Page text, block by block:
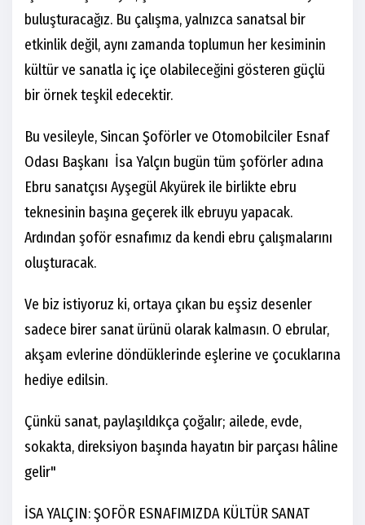
buluşturacağız. Bu çalışma, yalnızca sanatsal bir
etkinlik değil, aynı zamanda toplumun her kesiminin
kültür ve sanatla iç içe olabileceğini gösteren güçlü
bir örnek teşkil edecektir.
Bu vesileyle, Sincan Şoförler ve Otomobilciler Esnaf
Odası Başkanı İsa Yalçın bugün tüm şoförler adına
Ebru sanatçısı Ayşegül Akyürek ile birlikte ebru
teknesinin başına geçerek ilk ebruyu yapacak.
Ardından şoför esnafımız da kendi ebru çalışmalarını
oluşturacak.
Ve biz istiyoruz ki, ortaya çıkan bu eşsiz desenler
sadece birer sanat ürünü olarak kalmasın. O ebrular,
akşam evlerine döndüklerinde eşlerine ve çocuklarına
hediye edilsin.
Çünkü sanat, paylaşıldıkça çoğalır; ailede, evde,
sokakta, direksiyon başında hayatın bir parçası hâline
gelir"
İSA YALÇIN: ŞOFÖR ESNAFIMIZDA KÜLTÜR SANAT